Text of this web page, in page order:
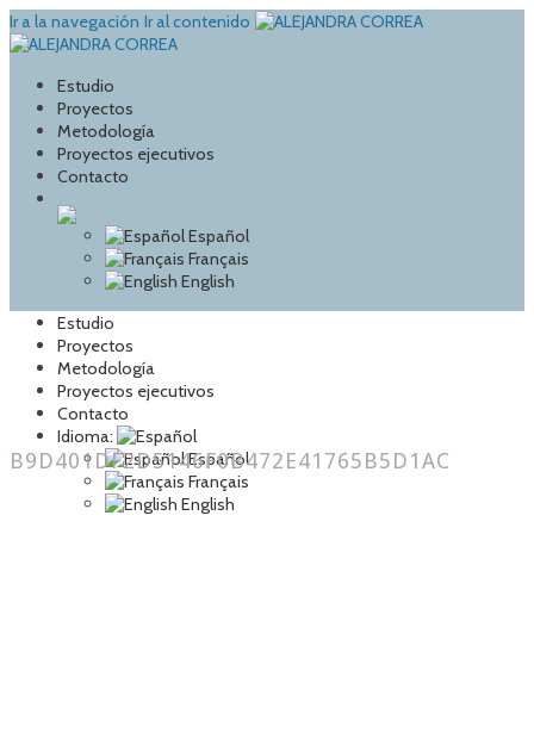
Ir a la navegación Ir al contenido
Estudio
Proyectos
Metodología
Proyectos ejecutivos
Contacto
Español
Français
English
Estudio
Proyectos
Metodología
Proyectos ejecutivos
Contacto
Idioma:
Español
Français
English
B9D401DF2D5146F0B472E41765B5D1AC